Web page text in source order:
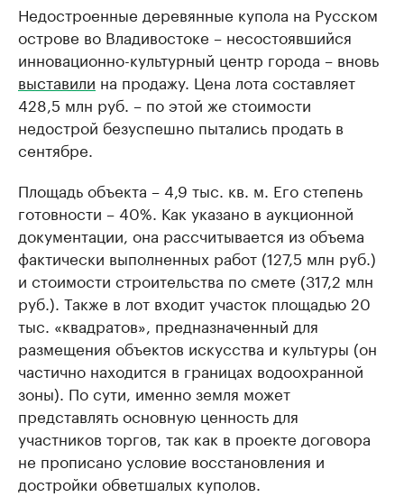
Недостроенные деревянные купола на Русском
острове во Владивостоке – несостоявшийся
инновационно-культурный центр города – вновь
выставили на продажу. Цена лота составляет
428,5 млн руб. – по этой же стоимости
недострой безуспешно пытались продать в
сентябре.
Площадь объекта – 4,9 тыс. кв. м. Его степень
готовности – 40%. Как указано в аукционной
документации, она рассчитывается из объема
фактически выполненных работ (127,5 млн руб.)
и стоимости строительства по смете (317,2 млн
руб.). Также в лот входит участок площадью 20
тыс. «квадратов», предназначенный для
размещения объектов искусства и культуры (он
частично находится в границах водоохранной
зоны). По сути, именно земля может
представлять основную ценность для
участников торгов, так как в проекте договора
не прописано условие восстановления и
достройки обветшалых куполов.